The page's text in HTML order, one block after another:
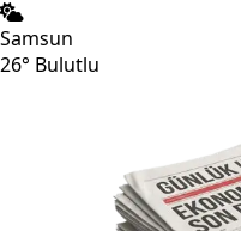
Samsun
26° Bulutlu